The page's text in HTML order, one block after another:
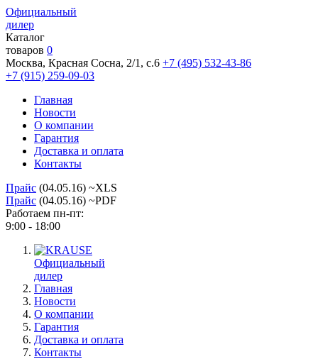
Официальный
дилер
Каталог
товаров 0
Москва, Красная Сосна, 2/1, с.6 +7 (495) 532-43-86
+7 (915) 259-09-03
Главная
Новости
О компании
Гарантия
Доставка и оплата
Контакты
Прайс (04.05.16) ~XLS
Прайс (04.05.16) ~PDF
Работаем пн-пт:
9:00 - 18:00
Официальный
дилер
Главная
Новости
О компании
Гарантия
Доставка и оплата
Контакты